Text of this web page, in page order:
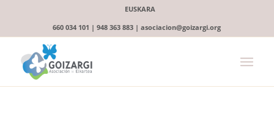
EUSKARA
660 034 101 | 948 363 883 | asociacion@goizargi.org